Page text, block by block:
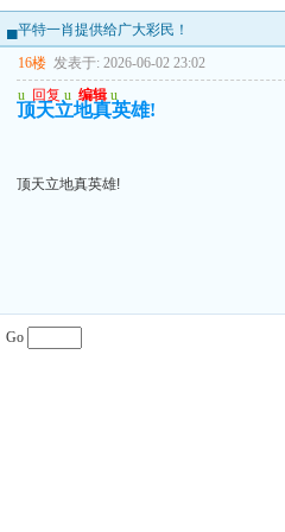
平特一肖提供给广大彩民！
16楼 发表于: 2026-06-02 23:02
u 回复 u 编辑 u
顶天立地真英雄!
顶天立地真英雄!